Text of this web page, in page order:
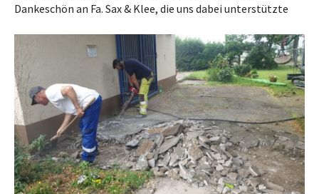
Dankeschön an Fa. Sax & Klee, die uns dabei unterstützte